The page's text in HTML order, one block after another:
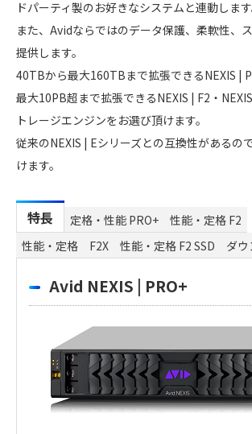
ドパーティ製のお好きなシステムと連動します
また、Avidならではのデータ保護、柔軟性、
提供します。
40TBから最大160TBまで拡張できるNEXIS |
最大10PB超まで拡張できるNEXIS | F2・
トレージエンジンをお選び頂けます。
従来のNEXIS | Eシリーズとの互換性があるの
けます。
特長 定格・性能 PRO+
性能・定格 F2
性能・定格 F2X
性能・定格 F2 SSD ダウ
Avid NEXIS | PRO+